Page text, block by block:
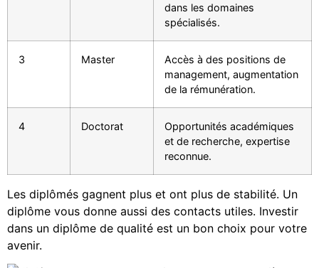
dans les domaines
spécialisés.
3 Master
Accès à des positions de
management, augmentation
de la rémunération.
4 Doctorat
Opportunités académiques
et de recherche, expertise
reconnue.
Les diplômés gagnent plus et ont plus de stabilité. Un
diplôme vous donne aussi des contacts utiles. Investir
dans un diplôme de qualité est un bon choix pour votre
avenir.